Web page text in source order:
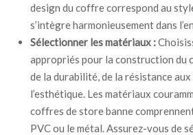
design du coffre correspond au
s’intègre harmonieusement dans
Sélectionner les matériaux :
appropriés pour la construction du
de la durabilité, de la résistance
l’esthétique. Les matériaux
coffres de store banne
PVC ou le métal. Assurez-vous de